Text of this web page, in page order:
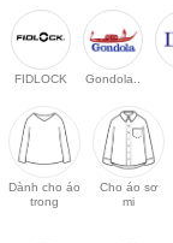
FIDLOCK Gondola..
Dành cho áo
trong
Cho áo sơ
mi